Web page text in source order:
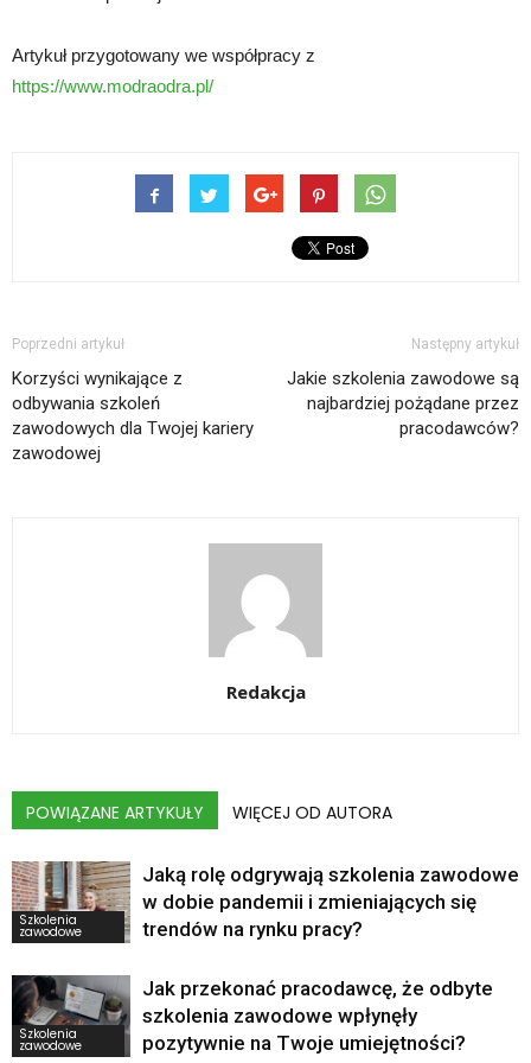
Artykuł przygotowany we współpracy z
https://www.modraodra.pl/
Poprzedni artykuł
Korzyści wynikające z
odbywania szkoleń
zawodowych dla Twojej kariery
zawodowej
Następny artykuł
Jakie szkolenia zawodowe są
najbardziej pożądane przez
pracodawców?
Redakcja
POWIĄZANE ARTYKUŁY WIĘCEJ OD AUTORA
Szkolenia
zawodowe
Jaką rolę odgrywają szkolenia zawodowe
w dobie pandemii i zmieniających się
trendów na rynku pracy?
Szkolenia
zawodowe
Jak przekonać pracodawcę, że odbyte
szkolenia zawodowe wpłynęły
pozytywnie na Twoje umiejętności?